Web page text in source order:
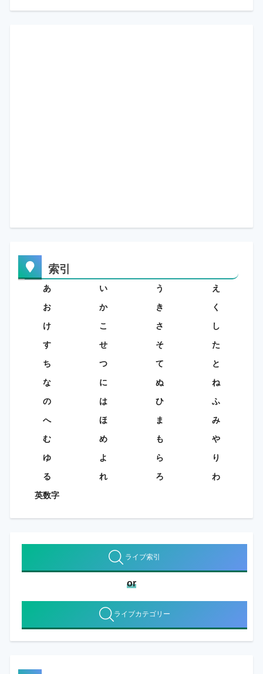
索引
あ い う
え
お
か き
く
け
こ さ
し
す
せ そ
た
ち
つ て
と
な
に ぬ
ね
の
は ひ
ふ
へ
ほ ま
み
む
め も
や
ゆ
よ ら
り
る
れ ろ
わ
英数字
ライブ索引
or
ライブカテゴリー